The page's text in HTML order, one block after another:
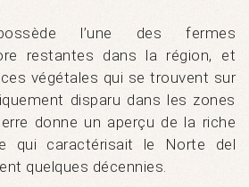
l’une des fermes
restantes dans la région, et
végétales qui se trouvent sur
disparu dans les zones
donne un aperçu de la riche
qui caractérisait le Norte del
quelques décennies.